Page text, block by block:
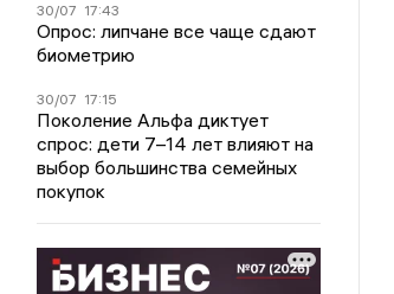
30/07 17:43
Опрос: липчане все чаще сдают
биометрию
30/07 17:15
Поколение Альфа диктует
спрос: дети 7–14 лет влияют на
выбор большинства семейных
покупок